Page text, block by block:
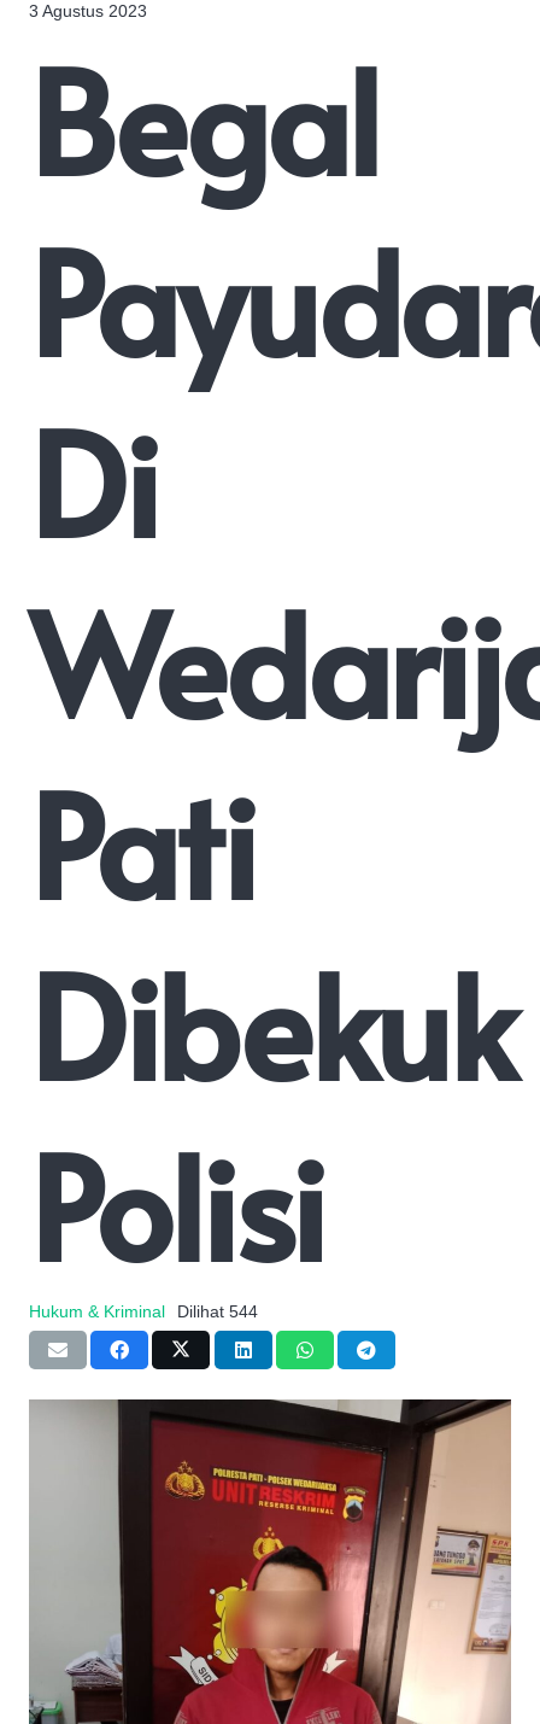
3 Agustus 2023
Begal
Di
Pati
Dibekuk
Polisi
Hukum & Kriminal Dilihat 544